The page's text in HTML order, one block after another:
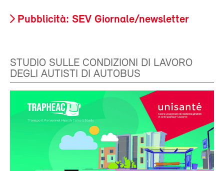
Pubblicità: SEV Giornale/newsletter
STUDIO SULLE CONDIZIONI DI LAVORO
DEGLI AUTISTI DI AUTOBUS